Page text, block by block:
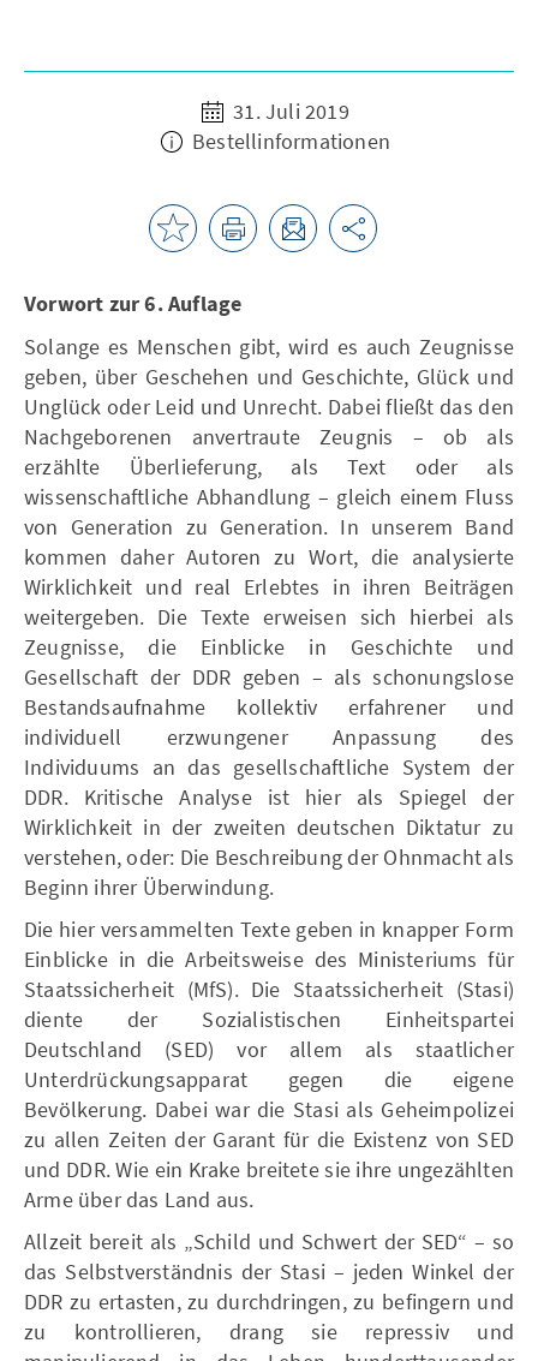
31. Juli 2019
Bestellinformationen
Vorwort zur 6. Auflage
Solange es Menschen gibt, wird es auch Zeugnisse
geben, über Geschehen und Geschichte, Glück und
Unglück oder Leid und Unrecht. Dabei fließt das den
Nachgeborenen anvertraute Zeugnis – ob als
erzählte Überlieferung, als Text oder als
wissenschaftliche Abhandlung – gleich einem Fluss
von Generation zu Generation. In unserem Band
kommen daher Autoren zu Wort, die analysierte
Wirklichkeit und real Erlebtes in ihren Beiträgen
weitergeben. Die Texte erweisen sich hierbei als
Zeugnisse, die Einblicke in Geschichte und
Gesellschaft der DDR geben – als schonungslose
Bestandsaufnahme kollektiv erfahrener und
individuell erzwungener Anpassung des
Individuums an das gesellschaftliche System der
DDR. Kritische Analyse ist hier als Spiegel der
Wirklichkeit in der zweiten deutschen Diktatur zu
verstehen, oder: Die Beschreibung der Ohnmacht als
Beginn ihrer Überwindung.
Die hier versammelten Texte geben in knapper Form
Einblicke in die Arbeitsweise des Ministeriums für
Staatssicherheit (MfS). Die Staatssicherheit (Stasi)
diente der Sozialistischen Einheitspartei
Deutschland (SED) vor allem als staatlicher
Unterdrückungsapparat gegen die eigene
Bevölkerung. Dabei war die Stasi als Geheimpolizei
zu allen Zeiten der Garant für die Existenz von SED
und DDR. Wie ein Krake breitete sie ihre ungezählten
Arme über das Land aus.
Allzeit bereit als „Schild und Schwert der SED“ – so
das Selbstverständnis der Stasi – jeden Winkel der
DDR zu ertasten, zu durchdringen, zu befingern und
zu kontrollieren, drang sie repressiv und